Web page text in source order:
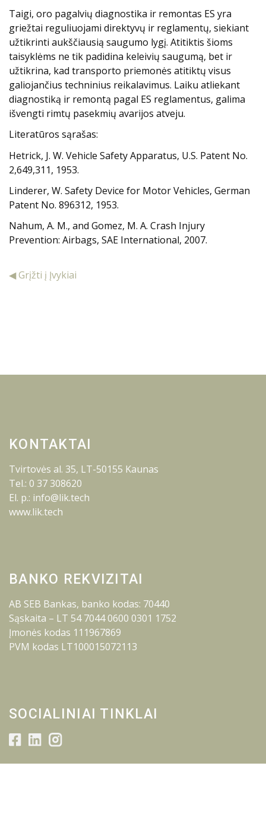
Taigi, oro pagalvių diagnostika ir remontas ES yra
griežtai reguliuojami direktyvų ir reglamentų, siekiant
užtikrinti aukščiausią saugumo lygį. Atitiktis šioms
taisyklėms ne tik padidina keleivių saugumą, bet ir
užtikrina, kad transporto priemonės atitiktų visus
galiojančius techninius reikalavimus. Laiku atliekant
diagnostiką ir remontą pagal ES reglamentus, galima
išvengti rimtų pasekmių avarijos atveju.
Literatūros sąrašas:
Hetrick, J. W. Vehicle Safety Apparatus, U.S. Patent No.
2,649,311, 1953.
Linderer, W. Safety Device for Motor Vehicles, German
Patent No. 896312, 1953.
Nahum, A. M., and Gomez, M. A. Crash Injury
Prevention: Airbags, SAE International, 2007.
◀ Grįžti į Įvykiai
KONTAKTAI
Tvirtovės al. 35, LT-50155 Kaunas
Tel.: 0 37 308620
El. p.: info@lik.tech
www.lik.tech
BANKO REKVIZITAI
AB SEB Bankas, banko kodas: 70440
Sąskaita – LT 54 7044 0600 0301 1752
Įmonės kodas 111967869
PVM kodas LT100015072113
SOCIALINIAI TINKLAI